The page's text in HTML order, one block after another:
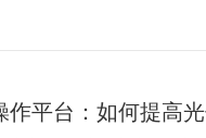
作平台：如何提高